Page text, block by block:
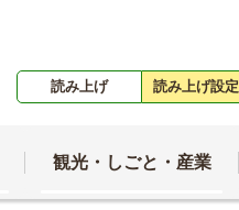
読み上げ 読み上げ設定
観光・しごと・産業